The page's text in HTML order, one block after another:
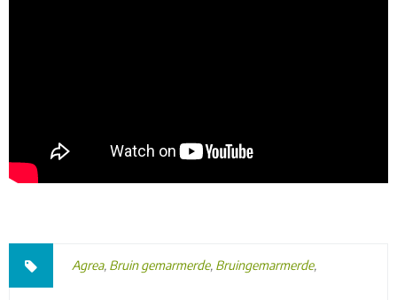
Agrea, Bruin gemarmerde, Bruingemarmerde,